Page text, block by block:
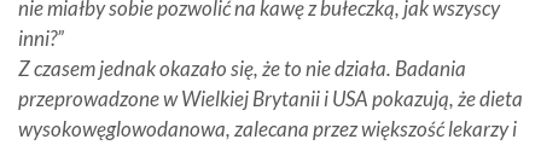
nie miałby sobie pozwolić na kawę z bułeczką, jak wszyscy
inni?”
Z czasem jednak okazało się, że to nie działa. Badania
przeprowadzone w Wielkiej Brytanii i USA pokazują, że dieta
wysokowęglowodanowa, zalecana przez większość lekarzy i